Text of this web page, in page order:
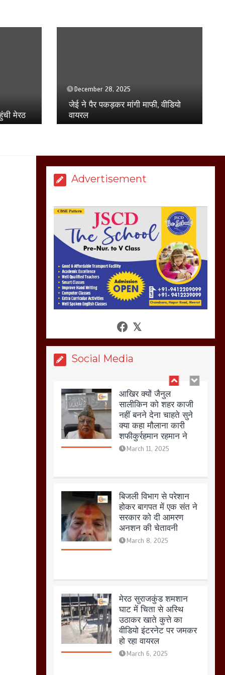
December 26, 2025
दिनेश खटीक की उल्टी गितनी शुरूः
योगेश वर्मा
Advertisement
Social Media
सरकार को दी आमरण
मेरठ सुराजकुंड शमशान
होलिका रखने पर लात मार
कर होलिका को किया तहस
नहस,मोहल्ले वालों के साथ
की गई गाली गलोच ,कहा
अगर रखी गई होली तो होगा
खून खराबा,
March 11, 2025
सालीकिन को शहर काजी
नहीं बनने देना चाहते सुने
क्या कहा मौलाना कारी
शफीकुर्रहमान रहमान ने
बिजली विभाग से परेशान
होकर बागपत में एक संत ने
सरकार को दी आमरण
अनशन की चेतावनी
मेरठ सुराजकुंड शमशान
घाट में चिता से अस्थि
उठाकर खाते कुत्ते का
होलिका रखने पर लात मार
कर होलिका को किया तहस
नहस,मोहल्ले वालों के साथ
की गई गाली गलोच ,कहा